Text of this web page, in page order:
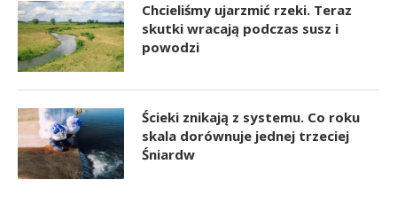
Chcieliśmy ujarzmić rzeki. Teraz
skutki wracają podczas susz i
powodzi
Ścieki znikają z systemu. Co roku
skala dorównuje jednej trzeciej
Śniardw